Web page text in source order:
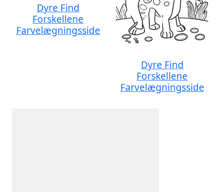
Dyre Find
Forskellene
Farvelægningsside
Dyre Find
Forskellene
Farvelægningsside